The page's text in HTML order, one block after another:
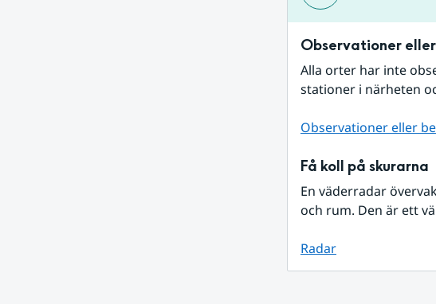
Observationer
Alla orter har inte
stationer i närheten
Observationer eller
Få koll på skurarna
En väderradar
och rum. Den är ett
Radar